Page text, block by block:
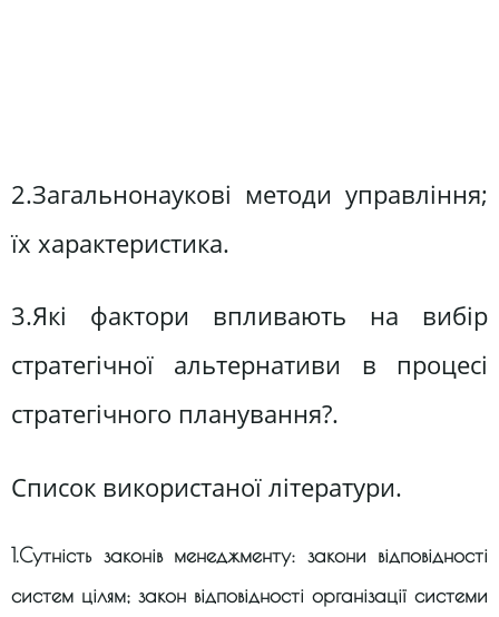
2.Загальнонаукові методи управління;
їх характеристика.
3.Які фактори впливають на вибір
стратегічної альтернативи в процесі
стратегічного планування?.
Список використаної літератури.
1.Сутність законів менеджменту: закони відповідності
систем цілям; закон відповідності організації системи